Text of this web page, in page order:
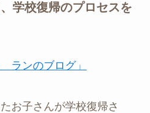
学校復帰のプロセスを
ランのブログ」
お子さんが学校復帰さ